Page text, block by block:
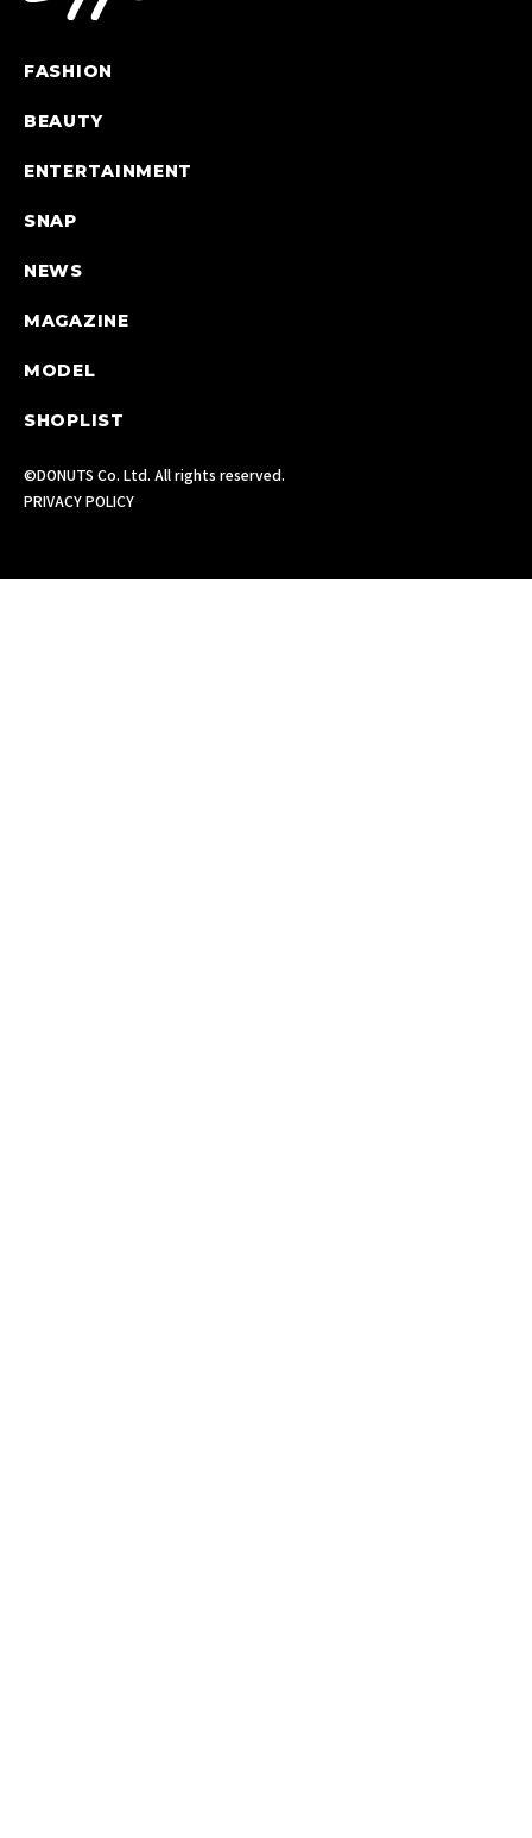
FASHION
BEAUTY
ENTERTAINMENT
SNAP
NEWS
MAGAZINE
MODEL
SHOPLIST
©DONUTS Co. Ltd. All rights reserved.
PRIVACY POLICY